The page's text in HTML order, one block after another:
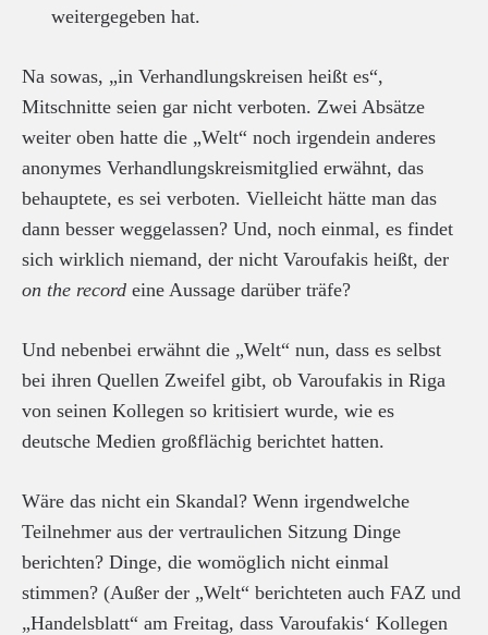
weitergegeben hat.
Na sowas, „in Verhandlungskreisen heißt es“,
Mitschnitte seien gar nicht verboten. Zwei Absätze
weiter oben hatte die „Welt“ noch irgendein anderes
anonymes Verhandlungskreismitglied erwähnt, das
behauptete, es sei verboten. Vielleicht hätte man das
dann besser weggelassen? Und, noch einmal, es findet
sich wirklich niemand, der nicht Varoufakis heißt, der
on the record eine Aussage darüber träfe?
Und nebenbei erwähnt die „Welt“ nun, dass es selbst
bei ihren Quellen Zweifel gibt, ob Varoufakis in Riga
von seinen Kollegen so kritisiert wurde, wie es
deutsche Medien großflächig berichtet hatten.
Wäre das nicht ein Skandal? Wenn irgendwelche
Teilnehmer aus der vertraulichen Sitzung Dinge
berichten? Dinge, die womöglich nicht einmal
stimmen? (Außer der „Welt“ berichteten auch FAZ und
„Handelsblatt“ am Freitag, dass Varoufakis‘ Kollegen